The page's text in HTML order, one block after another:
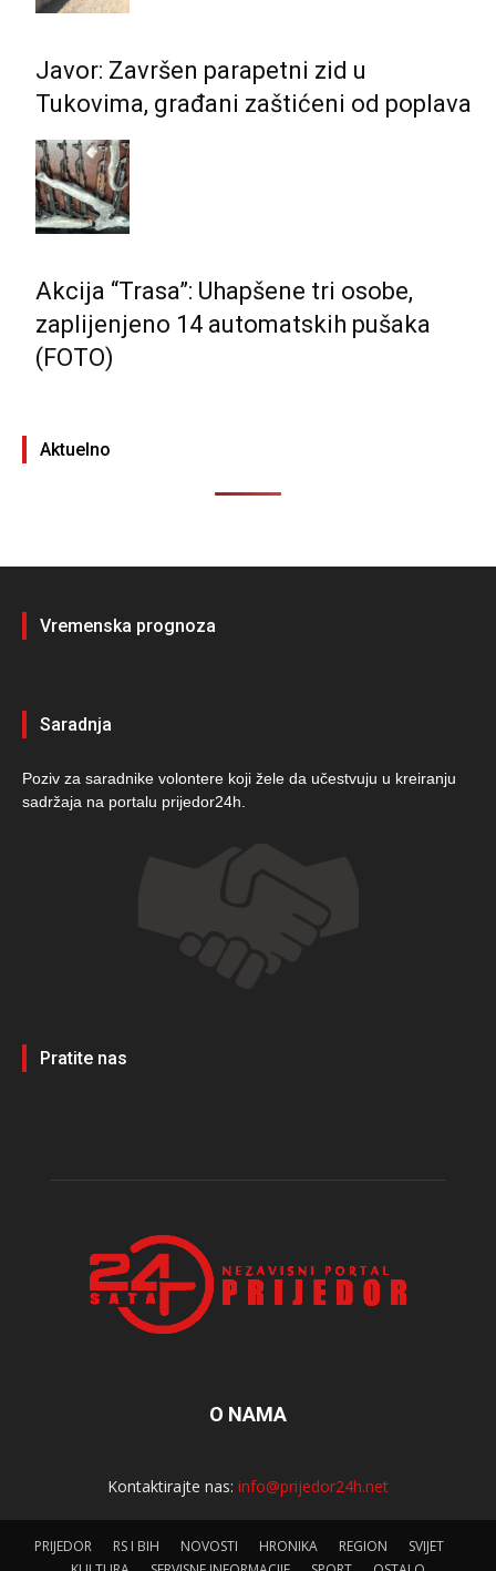
Javor: Završen parapetni zid u
Tukovima, građani zaštićeni od poplava
Akcija “Trasa”: Uhapšene tri osobe,
zaplijenjeno 14 automatskih pušaka
(FOTO)
Aktuelno
Vremenska prognoza
Saradnja
Poziv za saradnike volontere koji žele da učestvuju u kreiranju
sadržaja na portalu prijedor24h.
Pratite nas
O NAMA
Kontaktirajte nas: info@prijedor24h.net
PRIJEDOR RS I BIH NOVOSTI HRONIKA REGION
SVIJET